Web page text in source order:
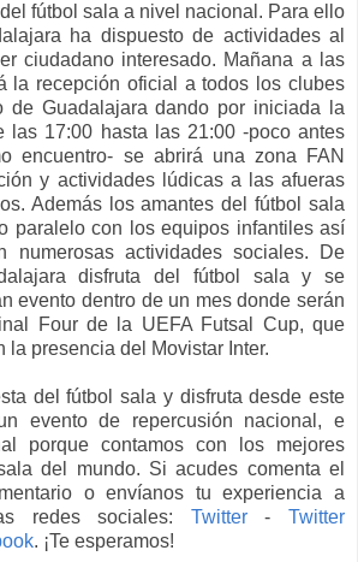
fútbol sala a nivel nacional. Para ello
ha dispuesto de actividades al
ciudadano interesado. Mañana a las
la recepción oficial a todos los clubes
de Guadalajara dando por iniciada la
las 17:00 hasta las 21:00 -poco antes
encuentro- se abrirá una zona FAN
y actividades lúdicas a las afueras
Además los amantes del fútbol sala
paralelo con los equipos infantiles así
numerosas actividades sociales. De
disfruta del fútbol sala y se
evento dentro de un mes donde serán
Four de la UEFA Futsal Cup, que
la presencia del Movistar Inter.
del fútbol sala y disfruta desde este
evento de repercusión nacional, e
porque contamos con los mejores
del mundo. Si acudes comenta el
o envíanos tu experiencia a
redes sociales: Twitter-Twitter
. ¡Te esperamos!